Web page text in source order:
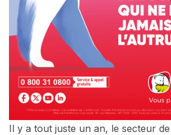
Il y a tout juste un an, le secteur